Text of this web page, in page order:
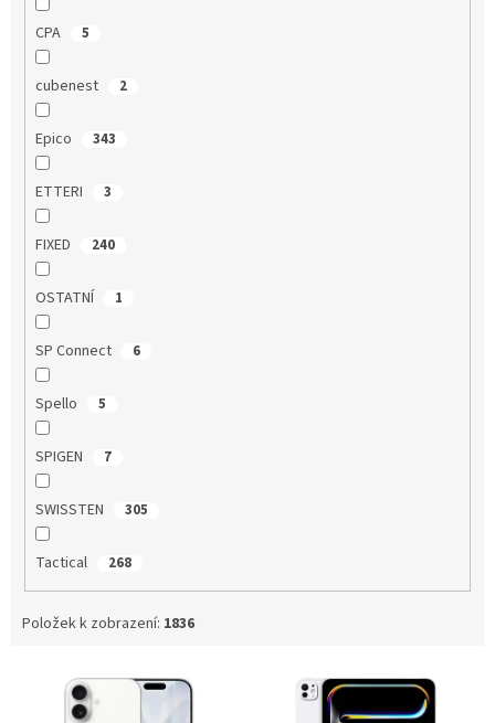
CPA 5
cubenest 2
Epico 343
ETTERI 3
FIXED 240
OSTATNÍ 1
SP Connect 6
Spello 5
SPIGEN 7
SWISSTEN 305
Tactical 268
Položek k zobrazení: 1836